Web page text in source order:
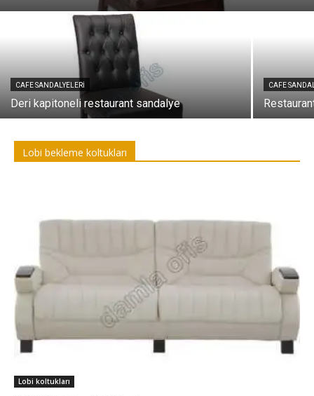
CAFE SANDALYELERI
Deri kapitoneli restaurant sandalye
CAFE
Lobi bekleme koltukları
Lobi koltukları